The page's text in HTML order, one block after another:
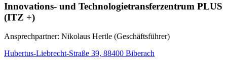
Innovations- und Technologietransferzentrum PLUS
(ITZ +)
Ansprechpartner: Nikolaus Hertle (Geschäftsführer)
Hubertus-Liebrecht-Straße 39, 88400 Biberach